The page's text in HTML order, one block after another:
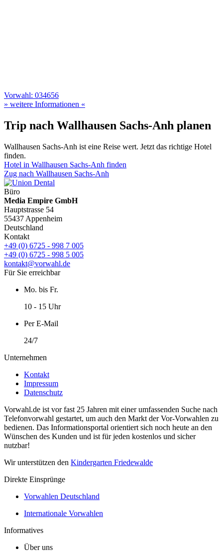
Vorwahl: 034656
» weitere Informationen «
Trip nach Wallhausen Sachs-Anh planen
Wallhausen Sachs-Anh ist eine Reise wert. Jetzt das richtige Hotel
finden.
Hotel in Wallhausen Sachs-Anh finden
Zug nach Wallhausen Sachs-Anh
Büro
Media Empire GmbH
Hauptstrasse 54
55437 Appenheim
Deutschland
Kontakt
+49 (0) 6725 - 998 7 005
+49 (0) 6725 - 998 5 005
kontakt@vorwahl.de
Für Sie erreichbar
Mo. bis Fr.
10 - 15 Uhr
Per E-Mail
24/7
Unternehmen
Kontakt
Impressum
Datenschutz
Vorwahl.de ist vor fast 25 Jahren mit einer umfassenden Suche nach
Telefonvorwahl gestartet, um auch den Markt der Vor-Vorwahlen zu
bedienen. Das Informationsportal orientiert sich noch heute an den
Wünschen des Kunden und ist für jeden kostenlos und sicher
nutzbar!
Wir unterstützen den Kindergarten Friedewalde
Direkte Einsprünge
Vorwahlen Deutschland
Internationale Vorwahlen
Informatives
Über uns